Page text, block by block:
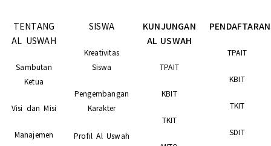
TENTANG
AL USWAH
Sambutan
Ketua
Visi dan Misi
Manajemen
SISWA
Kreativitas
Siswa
Pengembangan
Karakter
Profil Al Uswah
KUNJUNGAN
AL USWAH
TPAIT
KBIT
TKIT
PENDAFTARAN
TPAIT
KBIT
TKIT
SDIT